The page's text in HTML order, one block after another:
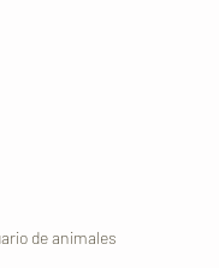
de animales